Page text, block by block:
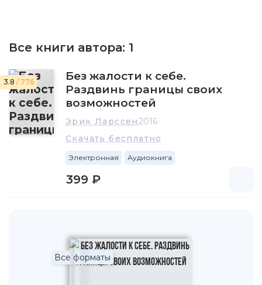
Все книги автора: 1
3.8 / 776
Без жалости к себе.
Раздвинь границы своих
возможностей
Эрик Ларcсен2016
Скачать бесплатно
Электронная Аудиокнига
399 ₽
Все форматы